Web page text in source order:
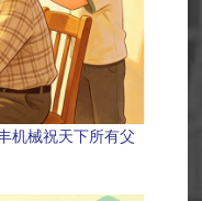
机械祝天下所有父